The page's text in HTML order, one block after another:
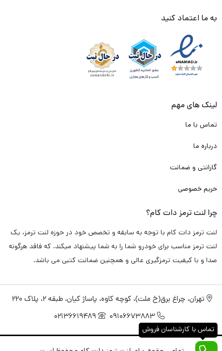
برند این لنت ترمز چیست؟ ایرانی است یا خارجی؟
به شما بابت تک تک این دغدغه ها و سوال ها حق می دهیم .
ما در تیم لنت ترمز دات کام و باتوجه به تجربه و شناختی که سال ها
دقیقا پاسخگو تمامی دغدغه و سوال های شما باشد.
گارانتیمی کنیم.
لنت ترمز عقب بنز کلاس SLK
صورت تضمینی فاقد هرگونه سوت کشیدن و صدا اضافیمی باشد. و
دقیقا مطابق استاندارد های کارخانه خودرو بنز کلاس SLK
طراحی و
راجب عملکرد ترمزگیری سریع و خوب هم باید خدمتتان عرض کنم با
توجه به تکنولوژی های روز، همچون نانو و مواد اولیه به کار رفته
همچون کربن، فایبر، متال و با توجه به پخت کوره ای مناسب و انجام
به ما اعتماد کنید
لینک های مهم
تماس با ما
درباره ما
گارانتی و ضمانت
حریم خصوصی
چرا لنت ترمز دات کام؟
لنت ترمز دات کام با توجه به سابقه و تخصص خود در حوزه لنت ترمز، یک
لنت ترمز مناسب برای خودرو شما را به شما پیشنهاد میکند. که فاقد هرگونه
صدا و با کیفیت ترمزگیری عالی و همچنین ضمانت کتبی می باشد.
تهران، چراغ برق(خ ملت)، کوچه کاوه، پاساژ کیان، طبقه 2، پلاک 220
09106673883
02136619489
تماس با کارشناسان فروش